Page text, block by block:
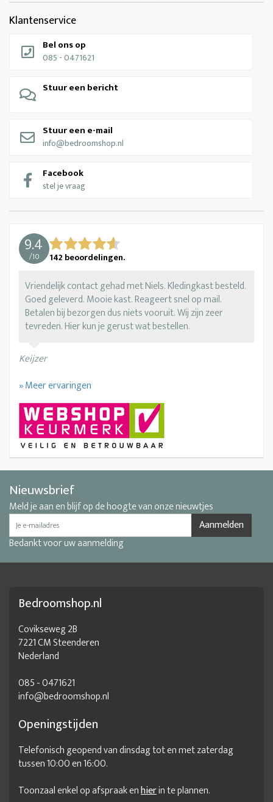
Klantenservice
Bel ons op
085 - 0471621
Stuur een bericht
Stuur een e-mail
info@bedroomshop.nl
Facebook
stel je vraag
9.4
/10 142 beoordelingen.
Vriendelijk contact gehad met Niels. Kledingkast besteld.
Goed geleverd. Mooie kast. Reageert snel op mail.
Betalen bij bezorgen dus niets vooruit. Wij zijn zeer
tevreden. Hier kun je gerust wat bestellen.
Keijzer
» Meer ervaringen
Nieuwsbrief
Meld je aan en blijf op de hoogte van onze nieuwtjes
Aanmelden
Bedankt voor uw aanmelding
Bedroomshop.nl
Covikseweg 2B
7221 CM Steenderen
Nederland
085 - 0471621
info@bedroomshop.nl
Openingstijden
Telefonisch geopend van dinsdag tot en met zaterdag
tussen 10:00 en 16:00.
Toonzaal enkel op afspraak enhierin te plannen.